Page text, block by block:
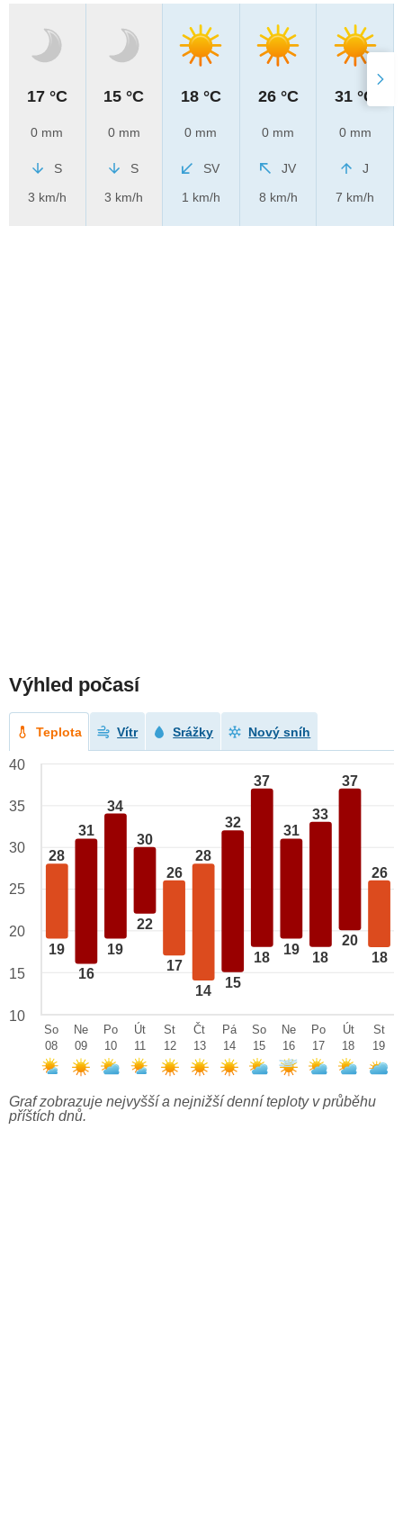
17 °C
0 mm
S
3 km/h
15 °C
0 mm
S
3 km/h
18 °C
0 mm
SV
1 km/h
26 °C
0 mm
JV
8 km/h
31 °C
0 mm
J
7 km/h
Výhled počasí
Teplota Vítr Srážky Nový sníh
28
19
31
16
34
19
30
22
26
17
28
14
32
15
37
18
31
19
33
18
37
20
26
18
40
35
30
25
20
15
10
So
08
Ne
09
Po
10
Út
11
St
12
Čt
13
Pá
14
So
15
Ne
16
Po
17
Út
18
St
19
Graf zobrazuje nejvyšší a nejnižší denní teploty v průběhu
příštích dnů.